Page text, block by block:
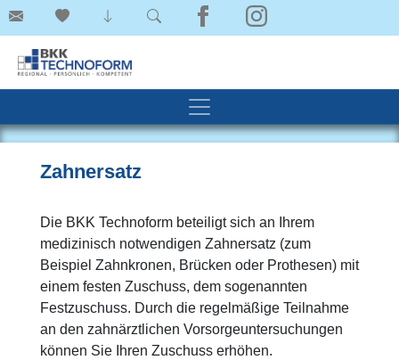
Zahnersatz
Die BKK Technoform beteiligt sich an Ihrem
medizinisch notwendigen Zahnersatz (zum
Beispiel Zahnkronen, Brücken oder Prothesen) mit
einem festen Zuschuss, dem sogenannten
Festzuschuss. Durch die regelmäßige Teilnahme
an den zahnärztlichen Vorsorgeuntersuchungen
können Sie Ihren Zuschuss erhöhen.